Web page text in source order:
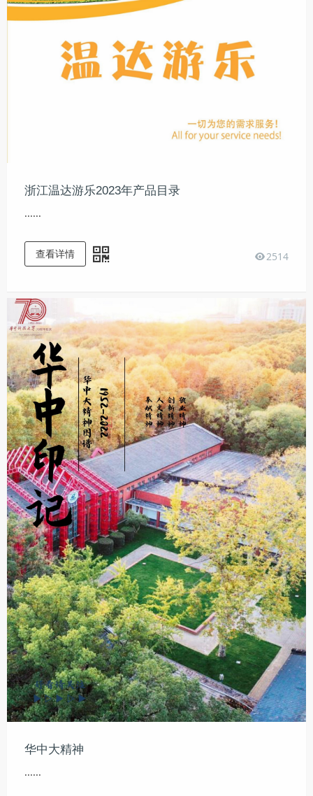
浙江温达游乐2023年产品目录
......
2514
查看详情
华中大精神
......